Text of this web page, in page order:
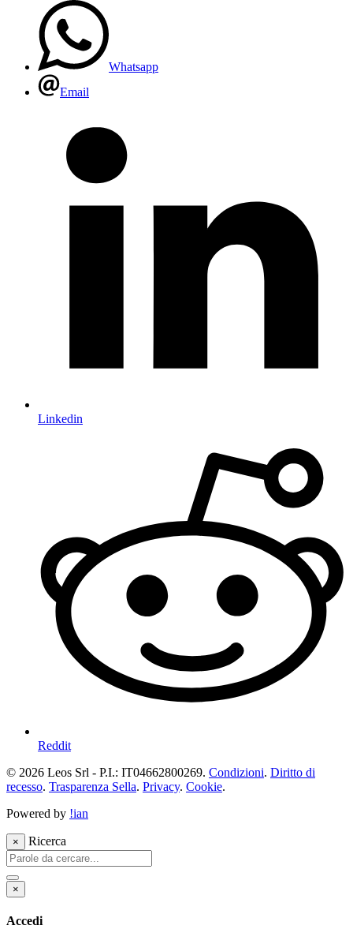
Whatsapp
Email
Linkedin
Reddit
© 2026 Leos Srl - P.I.: IT04662800269. Condizioni. Diritto di
recesso. Trasparenza Sella. Privacy. Cookie.
Powered by !ian
× Ricerca
×
Accedi